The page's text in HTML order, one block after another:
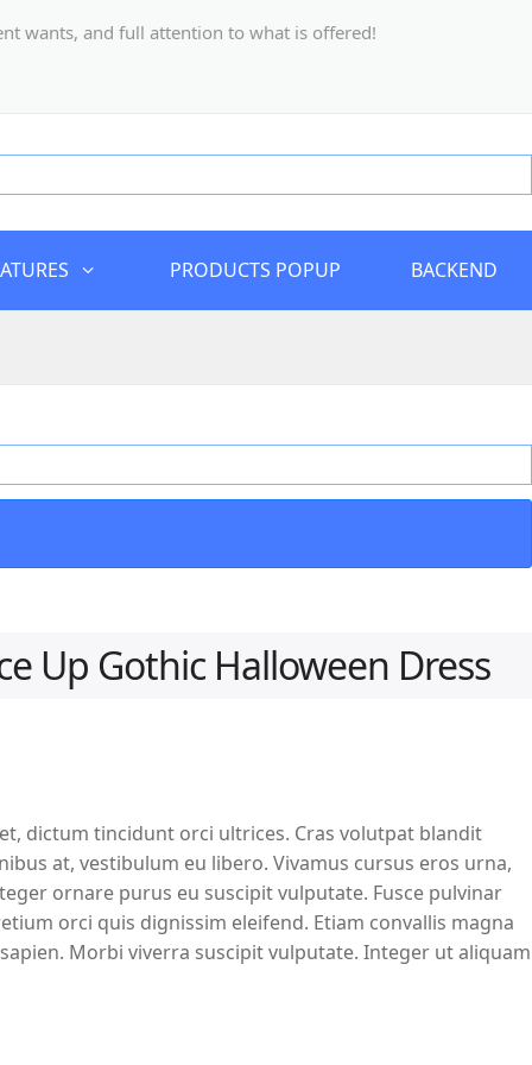
wants, and full attention to what is offered!
PRODUCTS POPUP BACKEND
Up Gothic Halloween Dress
dictum tincidunt orci ultrices. Cras volutpat blandit
at, vestibulum eu libero. Vivamus cursus eros urna,
ornare purus eu suscipit vulputate. Fusce pulvinar
orci quis dignissim eleifend. Etiam convallis magna
Morbi viverra suscipit vulputate. Integer ut aliquam